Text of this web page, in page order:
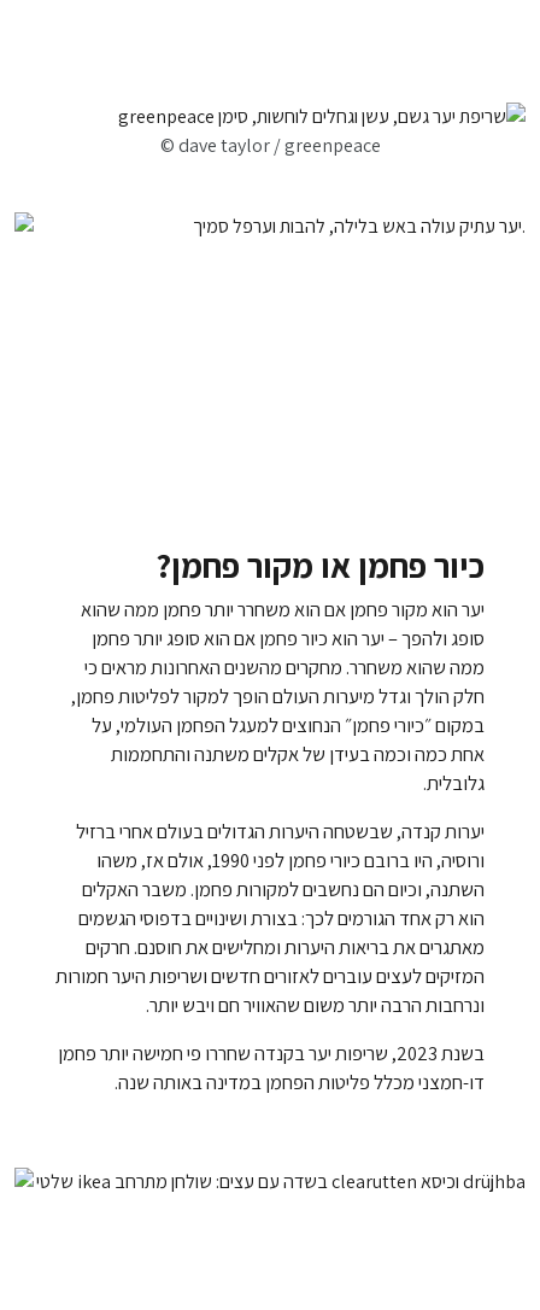
© dave taylor / greenpeace
כיור פחמן או מקור פחמן?
יער הוא מקור פחמן אם הוא משחרר יותר פחמן ממה שהוא
סופג ולהפך – יער הוא כיור פחמן אם הוא סופג יותר פחמן
ממה שהוא משחרר. מחקרים מהשנים האחרונות מראים כי
חלק הולך וגדל מיערות העולם הופך למקור לפליטות פחמן,
במקום ״כיורי פחמן״ הנחוצים למעגל הפחמן העולמי, על
אחת כמה וכמה בעידן של אקלים משתנה והתחממות
גלובלית.
יערות קנדה, שבשטחה היערות הגדולים בעולם אחרי ברזיל
ורוסיה, היו ברובם כיורי פחמן לפני 1990, אולם אז, משהו
השתנה, וכיום הם נחשבים למקורות פחמן. משבר האקלים
הוא רק אחד הגורמים לכך: בצורת ושינויים בדפוסי הגשמים
מאתגרים את בריאות היערות ומחלישים את חוסנם. חרקים
המזיקים לעצים עוברים לאזורים חדשים ושריפות היער חמורות
ונרחבות הרבה יותר משום שהאוויר חם ויבש יותר.
בשנת 2023, שריפות יער בקנדה שחררו פי חמישה יותר פחמן
דו-חמצני מכלל פליטות הפחמן במדינה באותה שנה.